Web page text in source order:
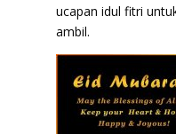
ucapan idul fitri
ambil.